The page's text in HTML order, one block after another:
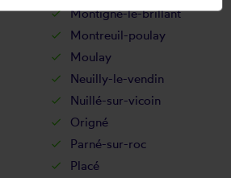
Montigné-le-brillant
Montreuil-poulay
Moulay
Neuilly-le-vendin
Nuillé-sur-vicoin
Origné
Parné-sur-roc
Placé